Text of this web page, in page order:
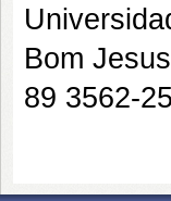
Bom
89 3562-